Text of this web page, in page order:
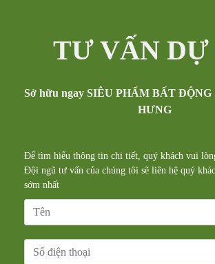
TƯ VẤN DỰ
Sở hữu ngay SIÊU PHẨM BẤT
HƯNG
Để tìm hiểu thông tin chi tiết, quý khách vui
Đội ngũ tư vấn của chúng tôi sẽ liên hệ quý
sớm nhất